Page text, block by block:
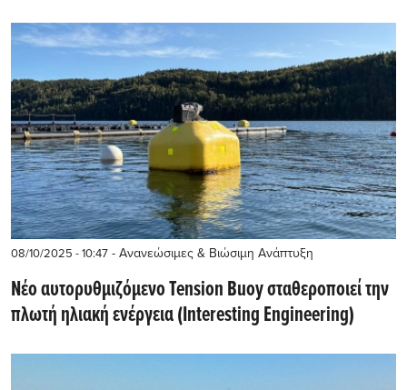
08/10/2025 - 10:47 - Ανανεώσιμες & Βιώσιμη Ανάπτυξη
Νέο αυτορυθμιζόμενο Tension Buoy σταθεροποιεί την
πλωτή ηλιακή ενέργεια (Interesting Engineering)